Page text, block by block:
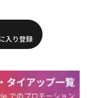
入り登録